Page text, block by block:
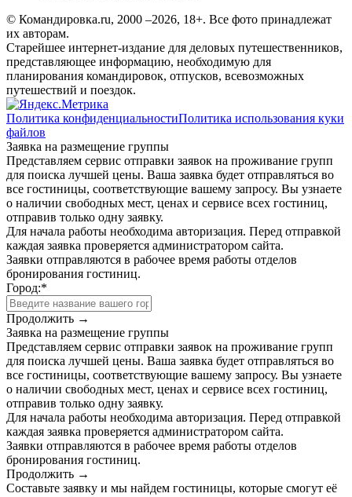
© Командировка.ru, 2000 –2026, 18+. Все фото принадлежат
их авторам.
Старейшее интернет-издание для деловых путешественников,
представляющее информацию, необходимую для
планирования командировок, отпусков, всевозможных
путешествий и поездок.
Политика конфиденциальностиПолитика использования куки
файлов
Заявка на размещение группы
Представляем сервис отправки заявок на проживание групп
для поиска лучшей цены. Ваша заявка будет отправляться во
все гостиницы, соответствующие вашему запросу. Вы узнаете
о наличии свободных мест, ценах и сервисе всех гостиниц,
отправив только одну заявку.
Для начала работы необходима авторизация. Перед отправкой
каждая заявка проверяется администратором сайта.
Заявки отправляются в рабочее время работы отделов
бронирования гостиниц.
Город:*
Продолжить →
Заявка на размещение группы
Представляем сервис отправки заявок на проживание групп
для поиска лучшей цены. Ваша заявка будет отправляться во
все гостиницы, соответствующие вашему запросу. Вы узнаете
о наличии свободных мест, ценах и сервисе всех гостиниц,
отправив только одну заявку.
Для начала работы необходима авторизация. Перед отправкой
каждая заявка проверяется администратором сайта.
Заявки отправляются в рабочее время работы отделов
бронирования гостиниц.
Продолжить →
Составьте заявку и мы найдем гостиницы, которые смогут её